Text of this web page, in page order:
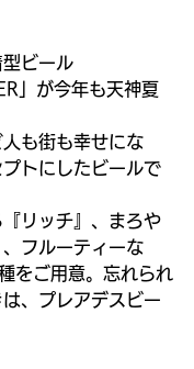
ビール
」が今年も天神夏
人も街も幸せにな
トにしたビールで
リッチ』、まろや
フルーティーな
をご用意。忘れられ
、プレアデスビー